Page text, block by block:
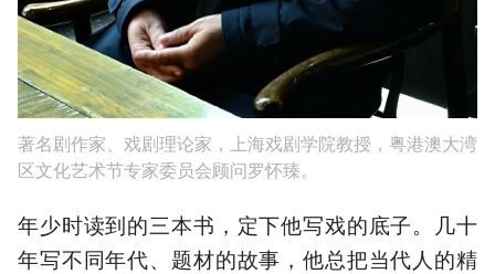
著名剧作家、戏剧理论家，上海戏剧学院教授，粤港澳大湾
区文化艺术节专家委员会顾问罗怀臻。
年少时读到的三本书，定下他写戏的底子。几十
年写不同年代、题材的故事，他总把当代人的精